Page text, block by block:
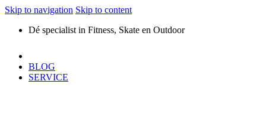
Skip to navigation Skip to content
Dé specialist in Fitness, Skate en Outdoor
BLOG
SERVICE